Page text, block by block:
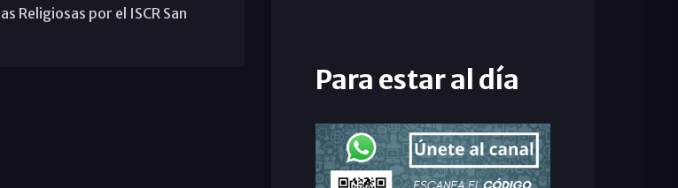
Religiosas por el ISCR San
Para estar al día